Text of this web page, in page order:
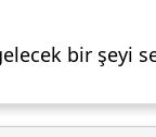
bir şeyi